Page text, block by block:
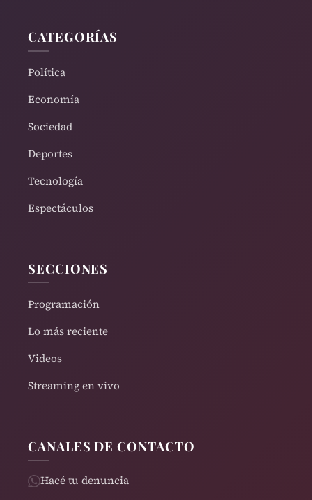
CATEGORÍAS
Política
Economía
Sociedad
Deportes
Tecnología
Espectáculos
SECCIONES
Programación
Lo más reciente
Videos
Streaming en vivo
CANALES DE CONTACTO
Hacé tu denuncia